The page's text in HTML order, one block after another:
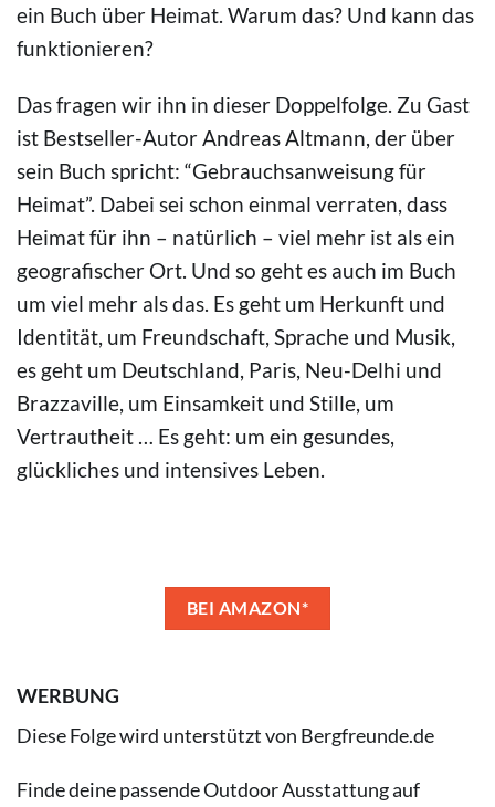
ein Buch über Heimat. Warum das? Und kann das
funktionieren?
Das fragen wir ihn in dieser Doppelfolge. Zu Gast
ist Bestseller-Autor Andreas Altmann, der über
sein Buch spricht: “Gebrauchsanweisung für
Heimat”. Dabei sei schon einmal verraten, dass
Heimat für ihn – natürlich – viel mehr ist als ein
geografischer Ort. Und so geht es auch im Buch
um viel mehr als das. Es geht um Herkunft und
Identität, um Freundschaft, Sprache und Musik,
es geht um Deutschland, Paris, Neu-Delhi und
Brazzaville, um Einsamkeit und Stille, um
Vertrautheit … Es geht: um ein gesundes,
glückliches und intensives Leben.
BEI AMAZON*
WERBUNG
Diese Folge wird unterstützt von Bergfreunde.de
Finde deine passende Outdoor Ausstattung auf